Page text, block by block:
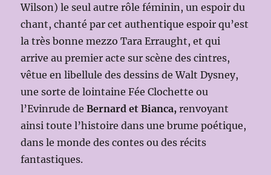
Wilson) le seul autre rôle féminin, un espoir du
chant, chanté par cet authentique espoir qu’est
la très bonne mezzo Tara Erraught, et qui
arrive au premier acte sur scène des cintres,
vêtue en libellule des dessins de Walt Dysney,
une sorte de lointaine Fée Clochette ou
l’Evinrude deBernard et Bianca,renvoyant
ainsi toute l’histoire dans une brume poétique,
dans le monde des contes ou des récits
fantastiques.